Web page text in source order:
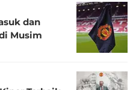
dan
Musim